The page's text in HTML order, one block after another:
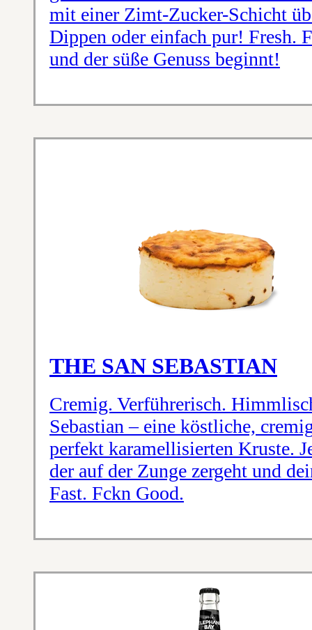
mit einer Zimt-Zucker-Schicht
Dippen oder einfach pur! Fresh.
und der süße Genuss beginnt!
THE SAN SEBASTIAN
Cremig. Verführerisch.
Sebastian – eine köstliche,
perfekt karamellisierten Kruste.
der auf der Zunge zergeht und
Fast. Fckn Good.